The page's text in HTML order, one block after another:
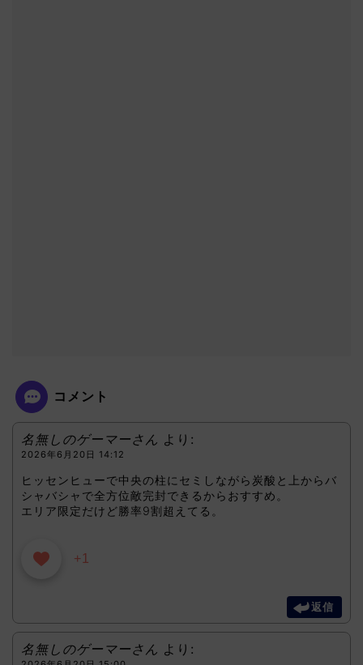
コメント
名無しのゲーマーさん より:
2026年6月20日 14:12
ヒッセンヒューで中央の柱にセミしながら炭酸と上からバ
シャバシャで全方位敵完封できるからおすすめ。
エリア限定だけど勝率9割超えてる。
+1
返信
名無しのゲーマーさん より: